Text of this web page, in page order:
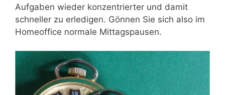
Aufgaben wieder konzentrierter und damit
schneller zu erledigen. Gönnen Sie sich also im
Homeoffice normale Mittagspausen.